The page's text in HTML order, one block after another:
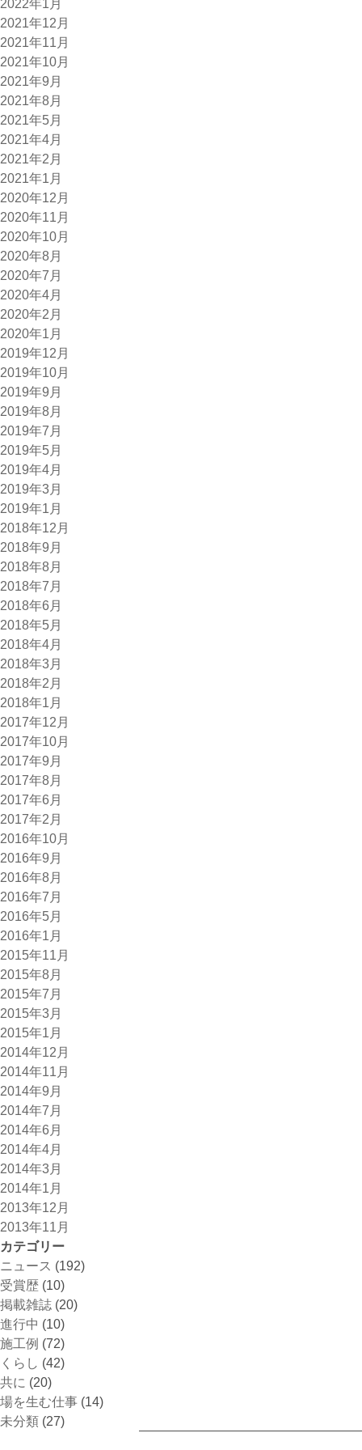
2022年1月
2021年12月
2021年11月
2021年10月
2021年9月
2021年8月
2021年5月
2021年4月
2021年2月
2021年1月
2020年12月
2020年11月
2020年10月
2020年8月
2020年7月
2020年4月
2020年2月
2020年1月
2019年12月
2019年10月
2019年9月
2019年8月
2019年7月
2019年5月
2019年4月
2019年3月
2019年1月
2018年12月
2018年9月
2018年8月
2018年7月
2018年6月
2018年5月
2018年4月
2018年3月
2018年2月
2018年1月
2017年12月
2017年10月
2017年9月
2017年8月
2017年6月
2017年2月
2016年10月
2016年9月
2016年8月
2016年7月
2016年5月
2016年1月
2015年11月
2015年8月
2015年7月
2015年3月
2015年1月
2014年12月
2014年11月
2014年9月
2014年7月
2014年6月
2014年4月
2014年3月
2014年1月
2013年12月
2013年11月
カテゴリー
ニュース (192)
受賞歴 (10)
掲載雑誌 (20)
進行中 (10)
施工例 (72)
くらし (42)
共に (20)
場を生む仕事 (14)
未分類 (27)